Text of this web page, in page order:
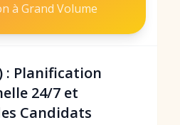
à Grand Volume
: Planification
24/7 et
Candidats